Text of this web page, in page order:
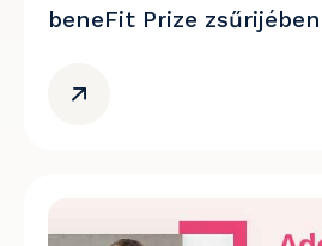
beneFit Prize zsűrijében